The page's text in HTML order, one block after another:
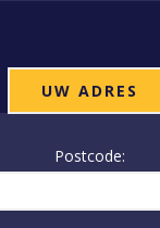
UW ADRES
Postcode: